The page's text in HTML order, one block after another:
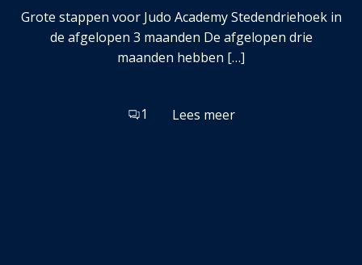
Grote stappen voor Judo Academy Stedendriehoek in
de afgelopen 3 maanden De afgelopen drie
maanden hebben […]
1 Lees meer